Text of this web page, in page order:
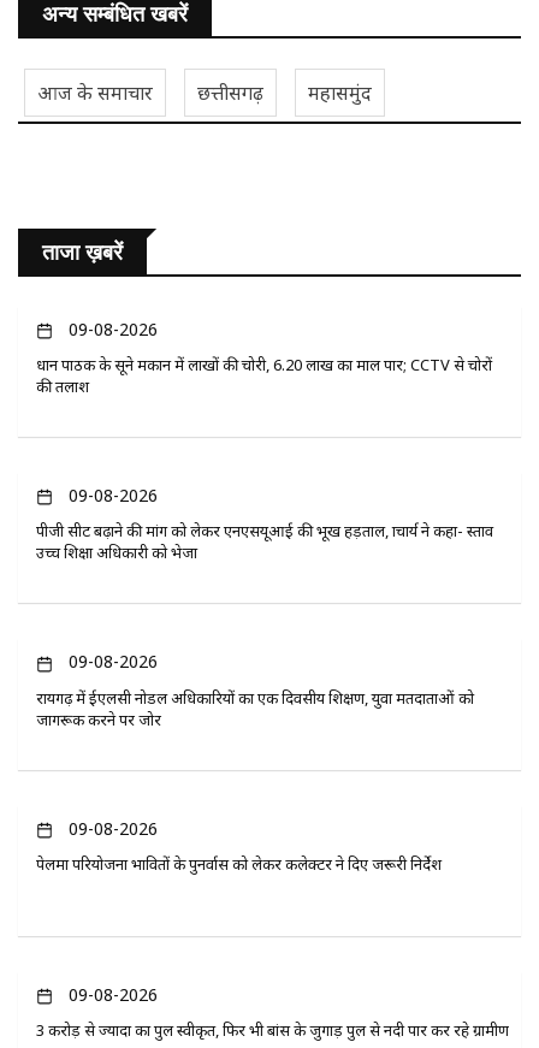
अन्य सम्बंधित खबरें
आज के समाचार छत्तीसगढ़ महासमुंद
ताजा ख़बरें
09-08-2026
प्रधान पाठक के सूने मकान में लाखों की चोरी, 6.20 लाख का माल पार; CCTV से चोरों
की तलाश
09-08-2026
पीजी सीट बढ़ाने की मांग को लेकर एनएसयूआई की भूख हड़ताल, प्राचार्य ने कहा- प्रस्ताव
उच्च शिक्षा अधिकारी को भेजा
09-08-2026
रायगढ़ में ईएलसी नोडल अधिकारियों का एक दिवसीय प्रशिक्षण, युवा मतदाताओं को
जागरूक करने पर जोर
09-08-2026
पेलमा परियोजना प्रभावितों के पुनर्वास को लेकर कलेक्टर ने दिए जरूरी निर्देश
09-08-2026
3 करोड़ से ज्यादा का पुल स्वीकृत, फिर भी बांस के जुगाड़ पुल से नदी पार कर रहे ग्रामीण